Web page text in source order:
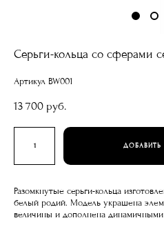
Серьги-кольца со сферами
Артикул BW001
13 700 pуб.
ДОБАВИТЬ
Разомкнутые серьги-кольца
белый родий. Модель украшена
величины и дополнена динамичными